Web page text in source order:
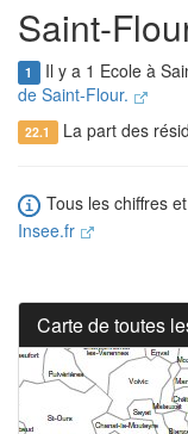
Saint-
1 Il y a 1 Ecole à
de Saint-Flour.
22.1 La part des
Tous les chiffres
Insee.fr
Carte de toutes